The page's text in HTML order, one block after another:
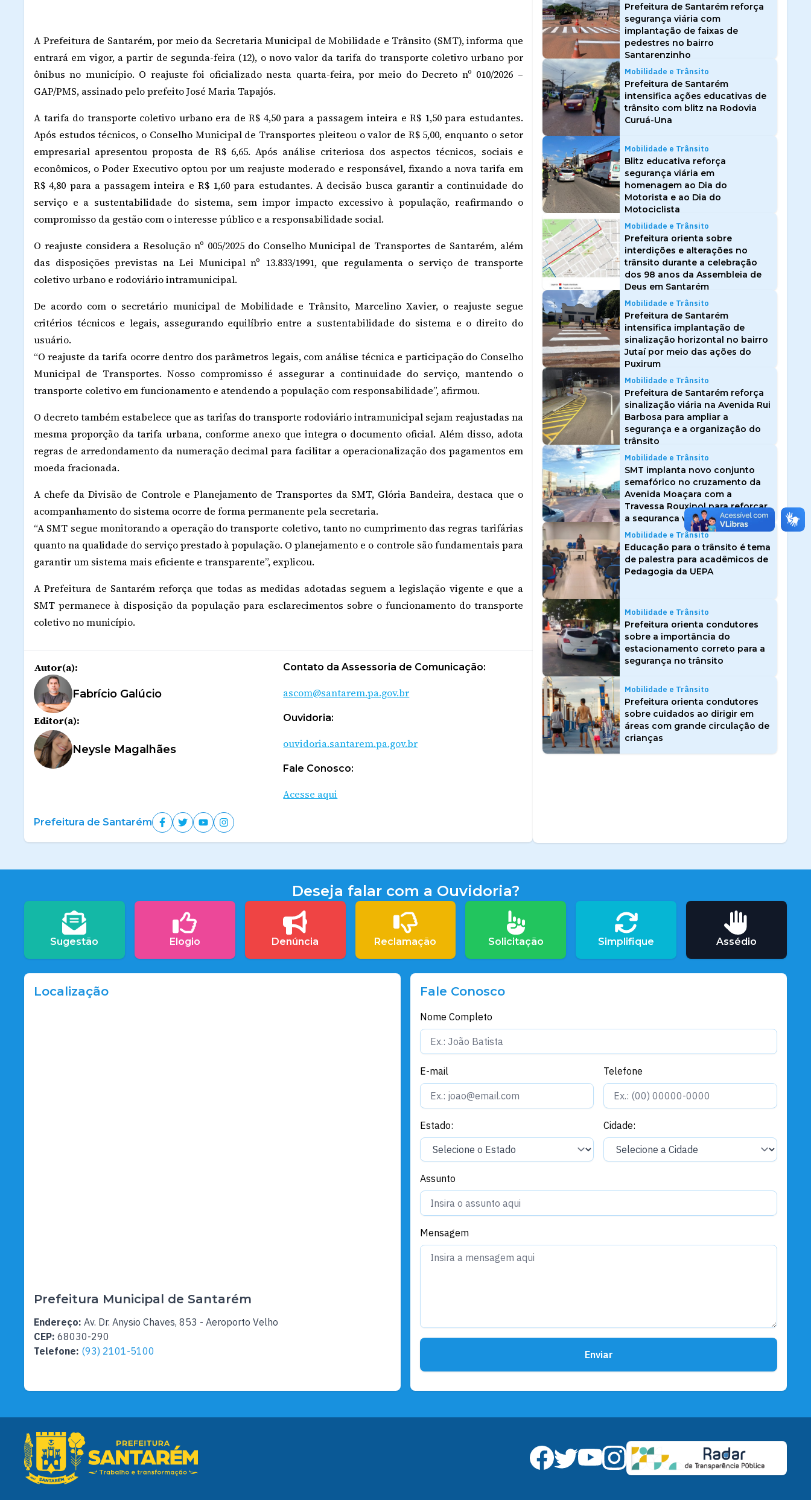
A Prefeitura de Santarém, por meio da Secretaria Municipal de Mobilidade e Trânsito (SMT), informa que
entrará em vigor, a partir de segunda-feira (12), o novo valor da tarifa do transporte coletivo urbano por
ônibus no município. O reajuste foi oficializado nesta quarta-feira, por meio do Decreto nº 010/2026 –
GAP/PMS, assinado pelo prefeito José Maria Tapajós.
A tarifa do transporte coletivo urbano era de R$ 4,50 para a passagem inteira e R$ 1,50 para estudantes.
Após estudos técnicos, o Conselho Municipal de Transportes pleiteou o valor de R$ 5,00, enquanto o setor
empresarial apresentou proposta de R$ 6,65. Após análise criteriosa dos aspectos técnicos, sociais e
econômicos, o Poder Executivo optou por um reajuste moderado e responsável, fixando a nova tarifa em
R$ 4,80 para a passagem inteira e R$ 1,60 para estudantes. A decisão busca garantir a continuidade do
serviço e a sustentabilidade do sistema, sem impor impacto excessivo à população, reafirmando o
compromisso da gestão com o interesse público e a responsabilidade social.
O reajuste considera a Resolução nº 005/2025 do Conselho Municipal de Transportes de Santarém, além
das disposições previstas na Lei Municipal nº 13.833/1991, que regulamenta o serviço de transporte
coletivo urbano e rodoviário intramunicipal.
De acordo com o secretário municipal de Mobilidade e Trânsito, Marcelino Xavier, o reajuste segue
critérios técnicos e legais, assegurando equilíbrio entre a sustentabilidade do sistema e o direito do
usuário.
“O reajuste da tarifa ocorre dentro dos parâmetros legais, com análise técnica e participação do Conselho
Municipal de Transportes. Nosso compromisso é assegurar a continuidade do serviço, mantendo o
transporte coletivo em funcionamento e atendendo a população com responsabilidade”, afirmou.
O decreto também estabelece que as tarifas do transporte rodoviário intramunicipal sejam reajustadas na
mesma proporção da tarifa urbana, conforme anexo que integra o documento oficial. Além disso, adota
regras de arredondamento da numeração decimal para facilitar a operacionalização dos pagamentos em
moeda fracionada.
A chefe da Divisão de Controle e Planejamento de Transportes da SMT, Glória Bandeira, destaca que o
acompanhamento do sistema ocorre de forma permanente pela secretaria.
“A SMT segue monitorando a operação do transporte coletivo, tanto no cumprimento das regras tarifárias
quanto na qualidade do serviço prestado à população. O planejamento e o controle são fundamentais para
garantir um sistema mais eficiente e transparente”, explicou.
A Prefeitura de Santarém reforça que todas as medidas adotadas seguem a legislação vigente e que a
SMT permanece à disposição da população para esclarecimentos sobre o funcionamento do transporte
coletivo no município.
Autor(a):
Fabrício Galúcio
Editor(a):
Neysle Magalhães
Contato da Assessoria de Comunicação:
ascom@santarem.pa.gov.br
Ouvidoria:
ouvidoria.santarem.pa.gov.br
Fale Conosco:
Acesse aqui
Prefeitura de Santarém
Prefeitura de Santarém reforça
segurança viária com
implantação de faixas de
pedestres no bairro
Santarenzinho
Mobilidade e Trânsito
Prefeitura de Santarém
intensifica ações educativas de
trânsito com blitz na Rodovia
Curuá-Una
Mobilidade e Trânsito
Blitz educativa reforça
segurança viária em
homenagem ao Dia do
Motorista e ao Dia do
Motociclista
Mobilidade e Trânsito
Prefeitura orienta sobre
interdições e alterações no
trânsito durante a celebração
dos 98 anos da Assembleia de
Deus em Santarém
Mobilidade e Trânsito
Prefeitura de Santarém
intensifica implantação de
sinalização horizontal no bairro
Jutaí por meio das ações do
Puxirum
Mobilidade e Trânsito
Prefeitura de Santarém reforça
sinalização viária na Avenida Rui
Barbosa para ampliar a
segurança e a organização do
trânsito
Mobilidade e Trânsito
SMT implanta novo conjunto
semafórico no cruzamento da
Avenida Moaçara com a
Travessa Rouxinol para reforçar
a segurança viária
Mobilidade e Trânsito
Educação para o trânsito é tema
de palestra para acadêmicos de
Pedagogia da UEPA
Mobilidade e Trânsito
Prefeitura orienta condutores
sobre a importância do
estacionamento correto para a
segurança no trânsito
Mobilidade e Trânsito
Prefeitura orienta condutores
sobre cuidados ao dirigir em
áreas com grande circulação de
crianças
Deseja falar com a Ouvidoria?
Sugestão Elogio Denúncia Reclamação Solicitação Simplifique Assédio
Localização
Prefeitura Municipal de Santarém
Endereço: Av. Dr. Anysio Chaves, 853 - Aeroporto Velho
CEP: 68030-290
Telefone: (93) 2101-5100
Fale Conosco
Nome Completo
E-mail Telefone
Estado: Cidade:
Assunto
Mensagem
Enviar